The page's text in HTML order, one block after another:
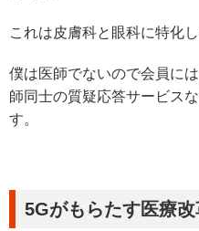
これは皮膚科と眼科に特化
僕は医師でないので会員に
師同士の質疑応答サービス
す。
5Gがもらたす医療